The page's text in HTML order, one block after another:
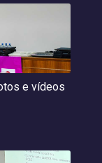
e vídeos